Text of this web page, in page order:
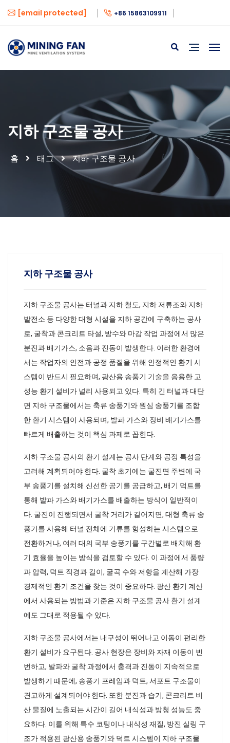
[email protected] +86 15863109911
지하 구조물 공사
홈 태그 지하 구조물 공사
지하 구조물 공사
지하 구조물 공사는 터널과 지하 철도, 지하 저류조와 지하
발전소 등 다양한 대형 시설을 지하 공간에 구축하는 공사
로, 굴착과 콘크리트 타설, 방수와 마감 작업 과정에서 많은
분진과 배기가스, 소음과 진동이 발생한다. 이러한 환경에
서는 작업자의 안전과 공정 품질을 위해 안정적인 환기 시
스템이 반드시 필요하며, 광산용 송풍기 기술을 응용한 고
성능 환기 설비가 널리 사용되고 있다. 특히 긴 터널과 대단
면 지하 구조물에서는 축류 송풍기와 원심 송풍기를 조합
한 환기 시스템이 사용되며, 발파 가스와 장비 배기가스를
빠르게 배출하는 것이 핵심 과제로 꼽힌다.
지하 구조물 공사의 환기 설계는 공사 단계와 공정 특성을
고려해 계획되어야 한다. 굴착 초기에는 굴진면 주변에 국
부 송풍기를 설치해 신선한 공기를 공급하고, 배기 덕트를
통해 발파 가스와 배기가스를 배출하는 방식이 일반적이
다. 굴진이 진행되면서 굴착 거리가 길어지면, 대형 축류 송
풍기를 사용해 터널 전체에 기류를 형성하는 시스템으로
전환하거나, 여러 대의 국부 송풍기를 구간별로 배치해 환
기 효율을 높이는 방식을 검토할 수 있다. 이 과정에서 풍량
과 압력, 덕트 직경과 길이, 굴곡 수와 저항을 계산해 가장
경제적인 환기 조건을 찾는 것이 중요하다. 광산 환기 계산
에서 사용되는 방법과 기준은 지하 구조물 공사 환기 설계
에도 그대로 적용될 수 있다.
지하 구조물 공사에서는 내구성이 뛰어나고 이동이 편리한
환기 설비가 요구된다. 공사 현장은 장비와 자재 이동이 빈
번하고, 발파와 굴착 과정에서 충격과 진동이 지속적으로
발생하기 때문에, 송풍기 프레임과 덕트, 서포트 구조물이
견고하게 설계되어야 한다. 또한 분진과 습기, 콘크리트 비
산 물질에 노출되는 시간이 길어 내식성과 방청 성능도 중
요하다. 이를 위해 특수 코팅이나 내식성 재질, 방진 실링 구
조가 적용된 광산용 송풍기와 덕트 시스템이 지하 구조물